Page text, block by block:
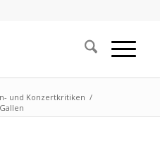
und Konzertkritiken /